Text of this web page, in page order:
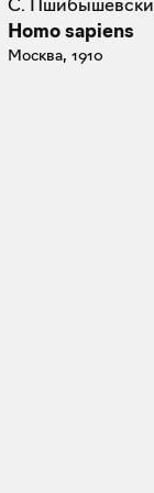
С.
Homo sapiens
Москва, 1910